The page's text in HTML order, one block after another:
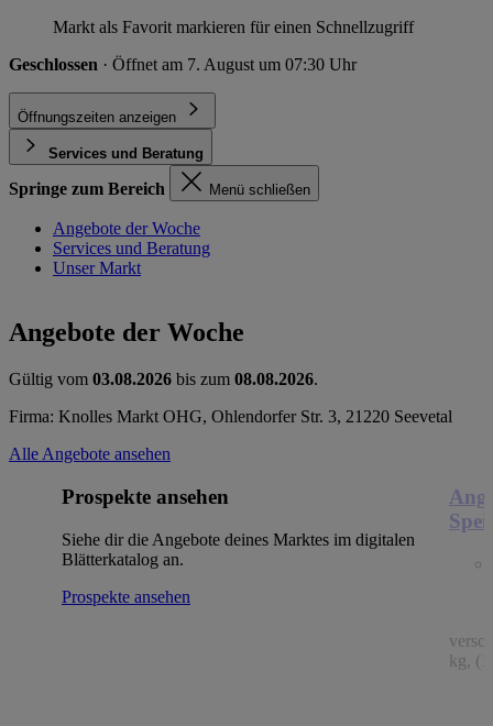
Markt als Favorit markieren für einen Schnellzugriff
Geschlossen · Öffnet am 7. August um 07:30 Uhr
Öffnungszeiten anzeigen
Services und Beratung
Springe zum Bereich Menü schließen
Angebote der Woche
Services und Beratung
Unser Markt
Angebote der Woche
Gültig vom 03.08.2026 bis zum 08.08.2026.
Firma: Knolles Markt OHG, Ohlendorfer Str. 3, 21220 Seevetal
Alle Angebote ansehen
Prospekte ansehen
Siehe dir die Angebote deines Marktes im digitalen
Blätterkatalog an.
Prospekte ansehen
kg,